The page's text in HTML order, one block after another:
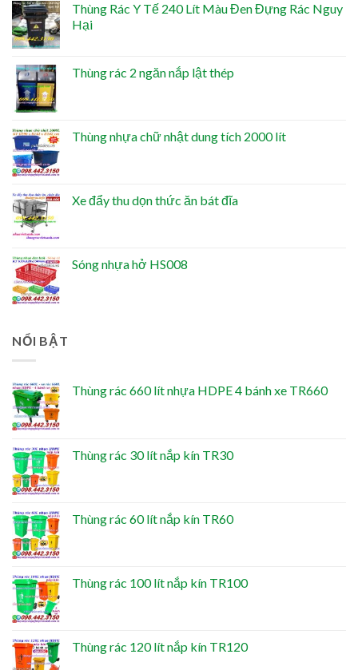
Thùng Rác Y Tế 240 Lít Màu Đen Đựng Rác Nguy
Hại
Thùng rác 2 ngăn nắp lật thép
Thùng nhựa chữ nhật dung tích 2000 lít
Xe đẩy thu dọn thức ăn bát đĩa
Sóng nhựa hở HS008
NỔI BẬT
Thùng rác 660 lít nhựa HDPE 4 bánh xe TR660
Thùng rác 30 lít nắp kín TR30
Thùng rác 60 lít nắp kín TR60
Thùng rác 100 lít nắp kín TR100
Thùng rác 120 lít nắp kín TR120